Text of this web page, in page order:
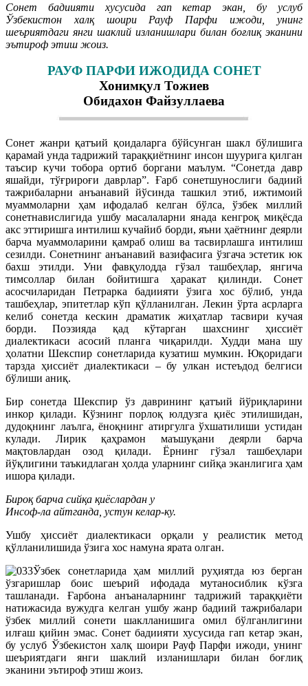
Сонет бадиияти хусусида гап кетар экан, бу услуб
Ўзбекистон халқ шоири Рауф Парфи ижоди, унинг
шеъриятдаги янги шаклий изланишлари билан боғлиқ эканини
эътироф этиш жоиз.
РАУФ ПАРФИ ИЖОДИДА СОНЕТ
Хонимқул Тожиев
Обидахон Файзуллаева
Сонет жанри қатъий қоидаларга бўйсунган шакл бўлишига
қарамай унда тадрижий тараққиётнинг инсон шуурига қилган
таъсир кучи тобора ортиб боргани маълум. “Сонетда давр
яшайди, тўғрироғи даврлар”. Ғарб сонетшунослиги бадиий
тажрибаларни анъанавий йўсинда ташкил этиб, ижтимоий
муаммоларни ҳам ифодалаб келган бўлса, ўзбек миллий
сонетнавислигида ушбу масалаларни янада кенгроқ миқёсда
акс эттиришга интилиш кучайиб борди, яъни ҳаётнинг деярли
барча муаммоларини қамраб олиш ва тасвирлашга интилиш
сезилди. Сонетнинг анъанавий вазифасига ўзгача эстетик юк
бахш этилди. Уни фавқулодда гўзал ташбеҳлар, янгича
тимсоллар билан бойитишга ҳаракат қилинди. Сонет
асосчиларидан Петрарка бадиияти ўзига хос бўлиб, унда
ташбеҳлар, эпитетлар кўп қўлланилган. Лекин ўрта асрларга
келиб сонетда кескин драматик жиҳатлар тасвири кучая
борди. Поэзияда қад кўтарган шахснинг ҳиссиёт
диалектикаси асосий планга чиқарилди. Худди мана шу
ҳолатни Шекспир сонетларида кузатиш мумкин. Юқоридаги
тарзда ҳиссиёт диалектикаси – бу улкан истеъдод белгиси
бўлиши аниқ.
Бир сонетда Шекспир ўз даврининг қатъий йўриқларини
инкор қилади. Кўзнинг порлоқ юлдузга қиёс этилишидан,
дудоқнинг лаълга, ёноқнинг атиргулга ўхшатилиши устидан
кулади. Лирик қаҳрамон маъшуқани деярли барча
мақтовлардан озод қилади. Ёрнинг гўзал ташбеҳлари
йўқлигини таъкидлаган ҳолда уларнинг сийқа эканлигига ҳам
ишора қилади.
Бироқ барча сийқа қиёслардан у
Инсоф-ла айтганда, устун келар-ку.
Ушбу ҳиссиёт диалектикаси орқали у реалиcтик метод
қўлланилишида ўзига хос намуна ярата олган.
Ўзбек сонетларида ҳам миллий руҳиятда юз берган
ўзгаришлар боис шеърий ифодада мутаносиблик кўзга
ташланади. Ғарбона анъаналарнинг тадрижий тараққиёти
натижасида вужудга келган ушбу жанр бадиий тажрибалари
ўзбек миллий сонети шаклланишига омил бўлганлигини
илғаш қийин эмас. Сонет бадиияти хусусида гап кетар экан,
бу услуб Ўзбекистон халқ шоири Рауф Парфи ижоди, унинг
шеъриятдаги янги шаклий изланишлари билан боғлиқ
эканини эътироф этиш жоиз.